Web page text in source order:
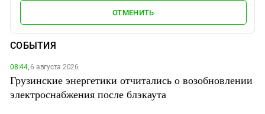
ОТМЕНИТЬ
СОБЫТИЯ
08:44,6 августа 2026
Грузинские энергетики отчитались о возобновлении
электроснабжения после блэкаута